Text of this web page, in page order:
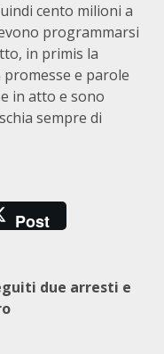
cento milioni a
programmarsi
in primis la
e parole
in atto e sono
sempre di
Post
due arresti e